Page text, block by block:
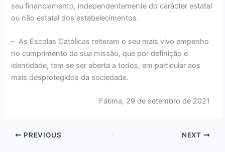
seu financiamento, independentemente do carácter estatal
ou não estatal dos estabelecimentos.
–As Escolas Católicas reiteram o seu mais vivo empenho
no cumprimento da sua missão, que por definição e
identidade, tem se ser aberta a todos, em particular aos
mais desprotegidos da sociedade.
Fátima, 29 de setembro de 2021
PREVIOUS NEXT